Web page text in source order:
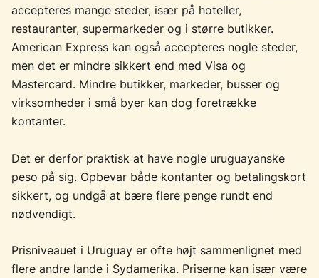
accepteres mange steder, især på hoteller,
restauranter, supermarkeder og i større butikker.
American Express kan også accepteres nogle steder,
men det er mindre sikkert end med Visa og
Mastercard. Mindre butikker, markeder, busser og
virksomheder i små byer kan dog foretrække
kontanter.
Det er derfor praktisk at have nogle uruguayanske
peso på sig. Opbevar både kontanter og betalingskort
sikkert, og undgå at bære flere penge rundt end
nødvendigt.
Prisniveauet i Uruguay er ofte højt sammenlignet med
flere andre lande i Sydamerika. Priserne kan især være